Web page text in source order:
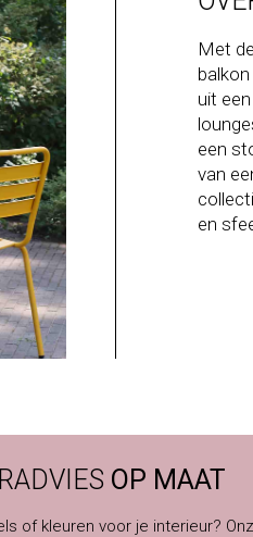
Met
uit
een
van
en
OP MAAT
of kleuren voor je interieur?